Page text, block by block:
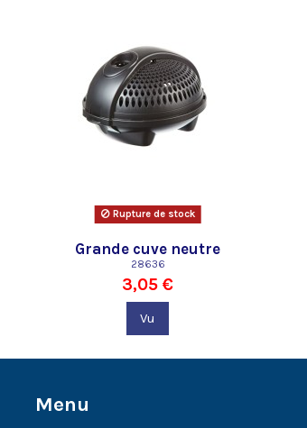
Rupture de stock
Grande cuve neutre
28636
3,05 €
Vu
Menu